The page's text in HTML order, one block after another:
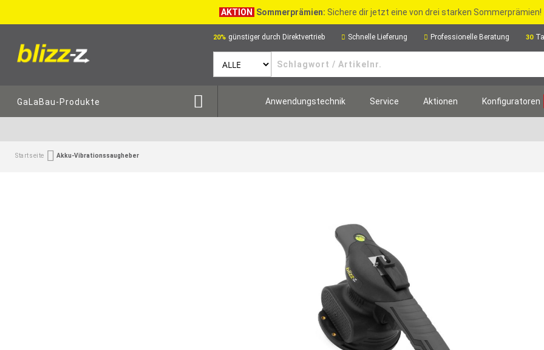
AKTION Sommerprämien: Sichere dir jetzt eine von drei starken Sommerprämien!
20% günstiger durch Direktvertrieb Schnelle Lieferung Professionelle Beratung 30
GaLaBau-Produkte Anwendungstechnik Service Aktionen Konfiguratoren
Startseite Akku-Vibrationssaugheber